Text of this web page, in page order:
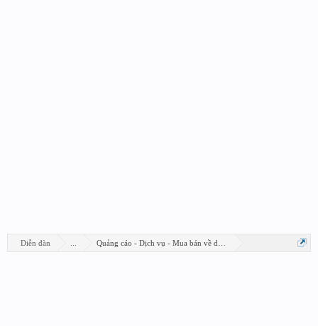
Diễn đàn Quảng cáo - Dịch vụ - Mua bán về design